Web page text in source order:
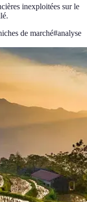
inexploitées sur le
de marché#analyse